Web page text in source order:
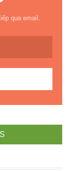
qua email.